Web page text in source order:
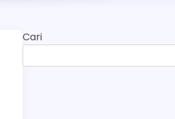
Cari